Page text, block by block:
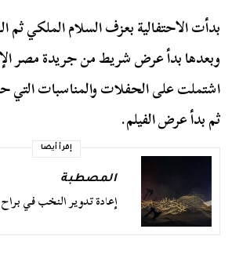
بدأت الاحتفالية بعزف السلام الملكي ثم
وبعدها بدأ عرض شريط من جريدة مصر
اشتملت على الحفلات والمناسبات التي
ثم بدأ عرض الفيلم.
إقرأ أيضا
المصطبة
إعادة تدوير النخب في براح